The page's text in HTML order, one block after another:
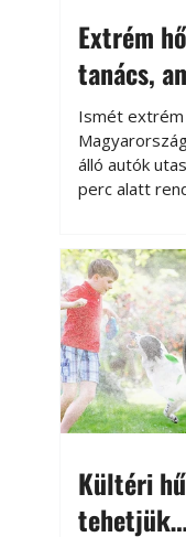
Extrém
tanács,
autónkat
károktól
Ismét
álló autók
perc alatt
beszállást
hanem az
benne
káros
egyszerű
azonban
Kültéri
tehetjük